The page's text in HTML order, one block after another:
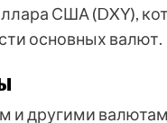
США (DXY),
основных валют.
и другими